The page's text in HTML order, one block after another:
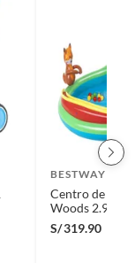
BESTWAY
Centro de
Woods
S/319.90